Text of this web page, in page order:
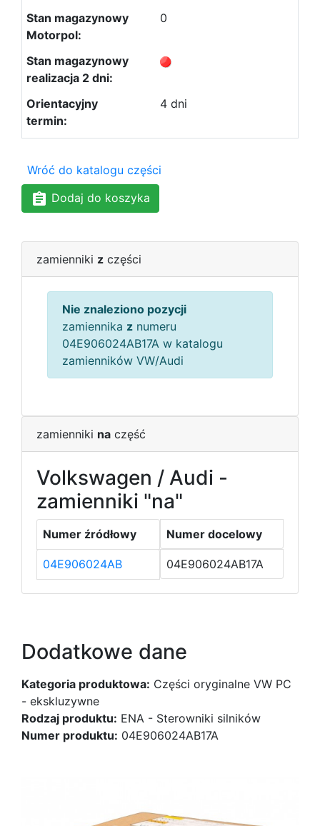
0
4 dni
Wróć do katalogu części
Dodaj do koszyka
zamienniki z części
Nie znaleziono pozycji
zamiennika z numeru
04E906024AB17A w katalogu
zamienników VW/Audi
zamienniki na część
Volkswagen / Audi -
zamienniki "na"
Numer źródłowy Numer docelowy
04E906024AB 04E906024AB17A
Dodatkowe dane
Kategoria produktowa: Części oryginalne VW PC
- ekskluzywne
Rodzaj produktu: ENA - Sterowniki silników
Numer produktu: 04E906024AB17A